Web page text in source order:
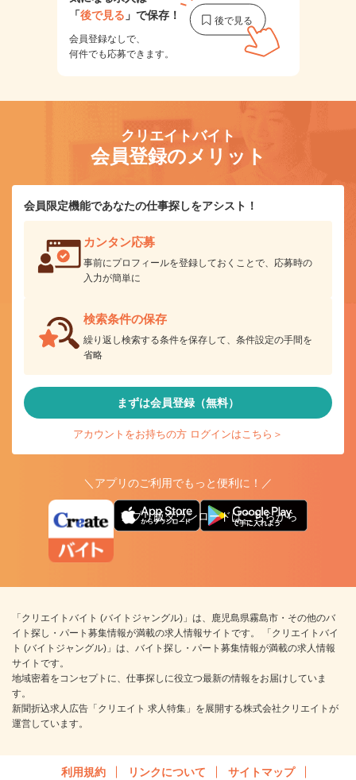
「後で見る 」で保存！
会員登録なしで、
何件でも応募できます。
クリエイトバイト
会員登録のメリット
会員限定機能であなたの仕事探しをアシスト！
カンタン応募
事前にプロフィールを登録しておくことで、応募時の
入力が簡単に
検索条件の保存
繰り返し検索する条件を保存して、条件設定の手間を
省略
まずは会員登録（無料）
アカウントをお持ちの方 ログインはこちら＞
＼アプリのご利用でもっと便利に！／
アプリ版ダウンロードはこちらから
「クリエイトバイト (バイトジャングル)」は、鹿児島県霧島市・その他のバ
イト探し・パート募集情報が満載の求人情報サイトです。 「クリエイトバイ
ト (バイトジャングル)」は、バイト探し・パート募集情報が満載の求人情報
サイトです。
地域密着をコンセプトに、仕事探しに役立つ最新の情報をお届けしていま
す。
新聞折込求人広告「クリエイト 求人特集」を展開する株式会社クリエイトが
運営しています。
利用規約 リンクについて サイトマップ